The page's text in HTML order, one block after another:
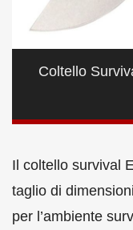
Coltello
Il coltello survival
taglio di
per l’ambiente